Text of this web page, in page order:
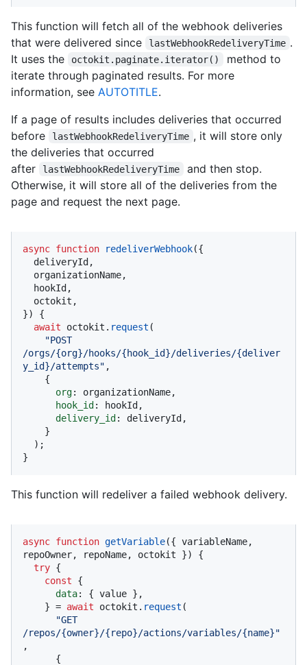
This function will fetch all of the webhook deliveries
that were delivered since
lastWebhookRedeliveryTime .
It uses the
octokit.paginate.iterator()
method to
iterate through paginated results. For more
information, see AUTOTITLE.
If a page of results includes deliveries that occurred
before
lastWebhookRedeliveryTime , it will store only
the deliveries that occurred
after
lastWebhookRedeliveryTime
and then stop.
Otherwise, it will store all of the deliveries from the
page and request the next page.
async function redeliverWebhook({
}) {
await octokit. request (
"POST
/orgs/{org}/hooks/{hook_id}/deliveries/{deliver
y_id}/attempts" ,
org: organizationName,
hook_id : hookId,
delivery_id : deliveryId,
}
This function will redeliver a failed webhook delivery.
async function getVariable({ variableName,
repoOwner, repoName, octokit }) {
try {
const {
data: { value },
    } =
await octokit. request (
"GET
/repos/{owner}/{repo}/actions/variables/{name}"
,